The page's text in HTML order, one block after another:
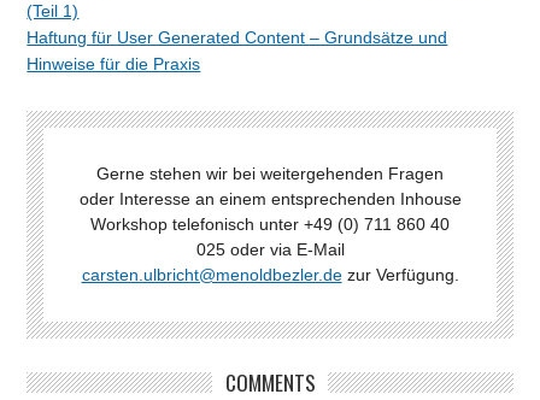
(Teil 1)
Haftung für User Generated Content – Grundsätze und
Hinweise für die Praxis
Gerne stehen wir bei weitergehenden Fragen
oder Interesse an einem entsprechenden Inhouse
Workshop telefonisch unter +49 (0) 711 860 40
025 oder via E-Mail
carsten.ulbricht@menoldbezler.dezur Verfügung.
COMMENTS